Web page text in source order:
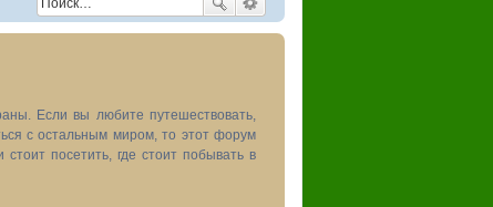
Если вы любите путешествовать,
с остальным миром, то этот форум
посетить, где стоит побывать в